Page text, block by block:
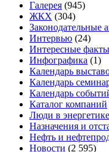
Галерея (945)
ЖКХ (304)
Законодательные
Интервью (24)
Интересные
Инфографика (1)
Календарь
Календарь
Календарь
Каталог компаний
Люди в энергетике
Назначения и
Нефть и
Новости (2 595)